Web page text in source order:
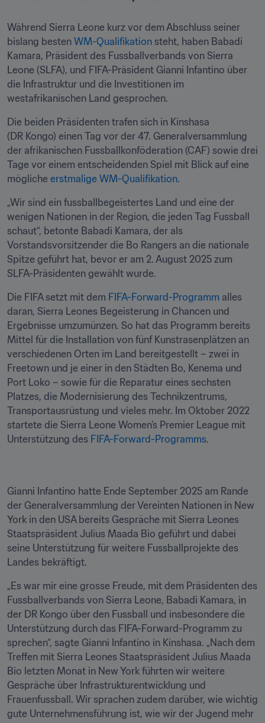
Während Sierra Leone kurz vor dem Abschluss seiner
bislang besten WM-Qualifikation steht, haben Babadi
Kamara, Präsident des Fussballverbands von Sierra
Leone (SLFA), und FIFA-Präsident Gianni Infantino über
die Infrastruktur und die Investitionen im
westafrikanischen Land gesprochen.
Die beiden Präsidenten trafen sich in Kinshasa
(DR Kongo) einen Tag vor der 47. Generalversammlung
der afrikanischen Fussballkonföderation (CAF) sowie drei
Tage vor einem entscheidenden Spiel mit Blick auf eine
mögliche erstmalige WM-Qualifikation.
„Wir sind ein fussballbegeistertes Land und eine der
wenigen Nationen in der Region, die jeden Tag Fussball
schaut“, betonte Babadi Kamara, der als
Vorstandsvorsitzender die Bo Rangers an die nationale
Spitze geführt hat, bevor er am 2. August 2025 zum
SLFA-Präsidenten gewählt wurde.
Die FIFA setzt mit dem FIFA-Forward-Programm alles
daran, Sierra Leones Begeisterung in Chancen und
Ergebnisse umzumünzen. So hat das Programm bereits
Mittel für die Installation von fünf Kunstrasenplätzen an
verschiedenen Orten im Land bereitgestellt – zwei in
Freetown und je einer in den Städten Bo, Kenema und
Port Loko – sowie für die Reparatur eines sechsten
Platzes, die Modernisierung des Technikzentrums,
Transportausrüstung und vieles mehr. Im Oktober 2022
startete die Sierra Leone Women’s Premier League mit
Unterstützung des FIFA-Forward-Programms.
Gianni Infantino hatte Ende September 2025 am Rande
der Generalversammlung der Vereinten Nationen in New
York in den USA bereits Gespräche mit Sierra Leones
Staatspräsident Julius Maada Bio geführt und dabei
seine Unterstützung für weitere Fussballprojekte des
Landes bekräftigt.
„Es war mir eine grosse Freude, mit dem Präsidenten des
Fussballverbands von Sierra Leone, Babadi Kamara, in
der DR Kongo über den Fussball und insbesondere die
Unterstützung durch das FIFA-Forward-Programm zu
sprechen“, sagte Gianni Infantino in Kinshasa. „Nach dem
Treffen mit Sierra Leones Staatspräsident Julius Maada
Bio letzten Monat in New York führten wir weitere
Gespräche über Infrastrukturentwicklung und
Frauenfussball. Wir sprachen zudem darüber, wie wichtig
gute Unternehmensführung ist, wie wir der Jugend mehr